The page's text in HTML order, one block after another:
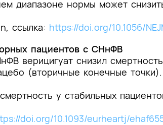
диапазоне нормы может
, cсылка: https://doi.org/10.1056/
пациентов с СНнФВ
верицигуат снизил
(вторичные конечные
у стабильных
doi.org/10.1093/eurheartj/